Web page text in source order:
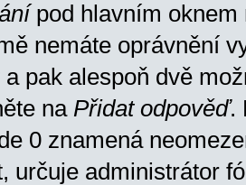
pod hlavním oknem
nemáte oprávnění
pak alespoň dvě
na Přidat odpověď.
0 znamená
určuje administrátor